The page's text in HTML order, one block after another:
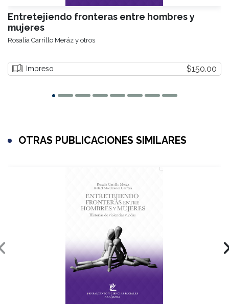
Entretejiendo fronteras entre hombres y
mujeres
Rosalía Carrillo Meráz y otros
Impreso $150.00
OTRAS PUBLICACIONES SIMILARES